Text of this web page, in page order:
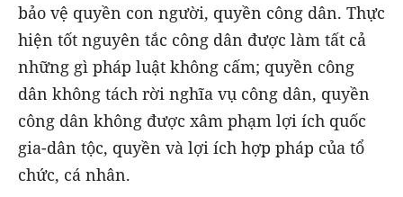
bảo vệ quyền con người, quyền công dân. Thực
hiện tốt nguyên tắc công dân được làm tất cả
những gì pháp luật không cấm; quyền công
dân không tách rời nghĩa vụ công dân, quyền
công dân không được xâm phạm lợi ích quốc
gia-dân tộc, quyền và lợi ích hợp pháp của tổ
chức, cá nhân.